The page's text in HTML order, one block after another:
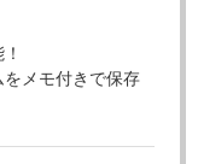
メモ付きで保存